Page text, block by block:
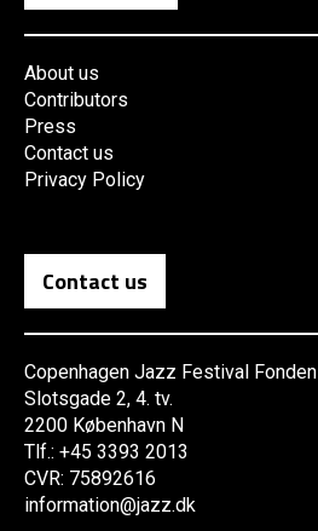
About us
Contributors
Press
Contact us
Privacy Policy
Contact us
Copenhagen Jazz Festival Fonden
Slotsgade 2, 4. tv.
2200 København N
Tlf.: +45 3393 2013
CVR: 75892616
information@jazz.dk